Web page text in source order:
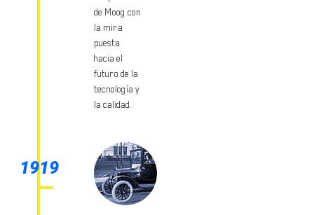
de Moog con
la mira
puesta
hacia el
futuro de la
tecnología y
la calidad.
1919